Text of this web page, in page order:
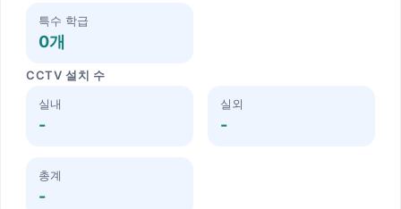
특수 학급
0개
CCTV 설치 수
실내
-
실외
-
총계
-